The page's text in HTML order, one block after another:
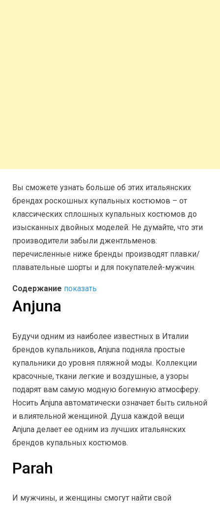
Вы сможете узнать больше об этих итальянских
брендах роскошных купальных костюмов – от
классических сплошных купальных костюмов до
изысканных двойных моделей. Не думайте, что эти
производители забыли джентльменов:
перечисленные ниже бренды производят плавки/
плавательные шорты и для покупателей-мужчин.
Содержание показать
Anjuna
Будучи одним из наиболее известных в Италии
брендов купальников, Anjuna подняла простые
купальники до уровня пляжной моды. Коллекции
красочные, ткани легкие и воздушные, а узоры
подарят вам самую модную богемную атмосферу.
Носить Anjuna автоматически означает быть сильной
и влиятельной женщиной. Душа каждой вещи
Anjuna делает ее одним из лучших итальянских
брендов купальных костюмов.
Parah
И мужчины, и женщины смогут найти свой